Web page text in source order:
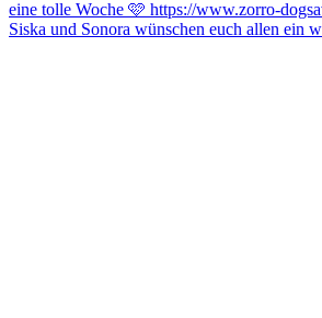
Siska und Sonora wünschen euch allen ein